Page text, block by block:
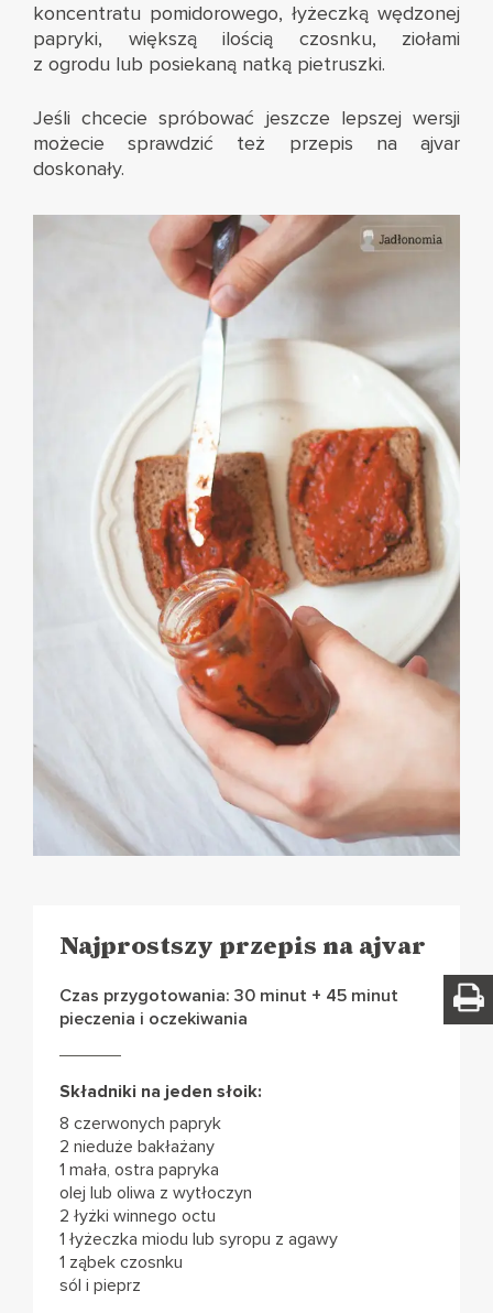
koncentratu pomidorowego, łyżeczką wędzonej
papryki, większą ilością czosnku, ziołami
z ogrodu lub posiekaną natką pietruszki.
Jeśli chcecie spróbować jeszcze lepszej wersji
możecie sprawdzić też przepis na ajvar
doskonały.
Najprostszy przepis na ajvar
Czas przygotowania: 30 minut + 45 minut
pieczenia i oczekiwania
Składniki na jeden słoik:
8 czerwonych papryk
2 nieduże bakłażany
1 mała, ostra papryka
olej lub oliwa z wytłoczyn
2 łyżki winnego octu
1 łyżeczka miodu lub syropu z agawy
1 ząbek czosnku
sól i pieprz